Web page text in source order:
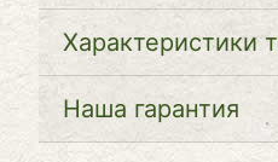
Характеристики
Наша гарантия